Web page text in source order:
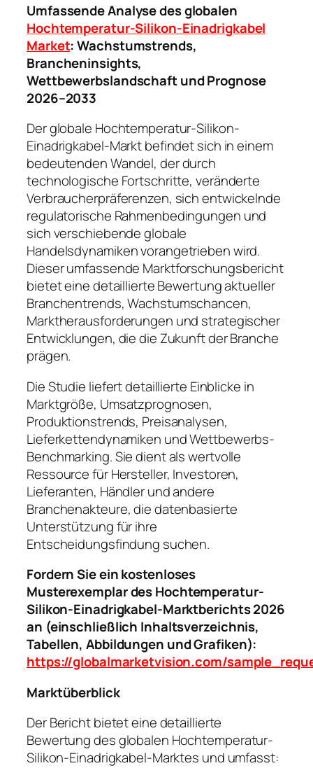
Umfassende Analyse des globalen
Hochtemperatur-Silikon-Einadrigkabel
Market: Wachstumstrends,
Brancheninsights,
Wettbewerbslandschaft und Prognose
2026–2033
Der globale Hochtemperatur-Silikon-
Einadrigkabel-Markt befindet sich in einem
bedeutenden Wandel, der durch
technologische Fortschritte, veränderte
Verbraucherpräferenzen, sich entwickelnde
regulatorische Rahmenbedingungen und
sich verschiebende globale
Handelsdynamiken vorangetrieben wird.
Dieser umfassende Marktforschungsbericht
bietet eine detaillierte Bewertung aktueller
Branchentrends, Wachstumschancen,
Marktherausforderungen und strategischer
Entwicklungen, die die Zukunft der Branche
prägen.
Die Studie liefert detaillierte Einblicke in
Marktgröße, Umsatzprognosen,
Produktionstrends, Preisanalysen,
Lieferkettendynamiken und Wettbewerbs-
Benchmarking. Sie dient als wertvolle
Ressource für Hersteller, Investoren,
Lieferanten, Händler und andere
Branchenakteure, die datenbasierte
Unterstützung für ihre
Entscheidungsfindung suchen.
Fordern Sie ein kostenloses
Musterexemplar des Hochtemperatur-
Silikon-Einadrigkabel-Marktberichts 2026
an (einschließlich Inhaltsverzeichnis,
Tabellen, Abbildungen und Grafiken):
https://globalmarketvision.com/
Marktüberblick
Der Bericht bietet eine detaillierte
Bewertung des globalen Hochtemperatur-
Silikon-Einadrigkabel-Marktes und umfasst: